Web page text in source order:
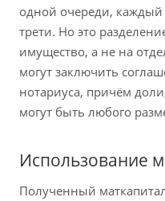
одной очереди,
трети. Но это
имущество, а не на
могут заключить
нотариуса, причём
могут быть любого
Использование
Полученный